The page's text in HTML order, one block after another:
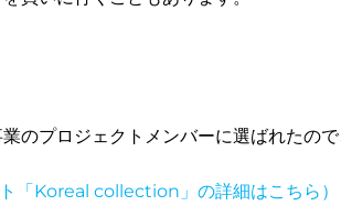
のプロジェクトメンバーに選ばれたの
「Koreal collection」の詳細はこちら）